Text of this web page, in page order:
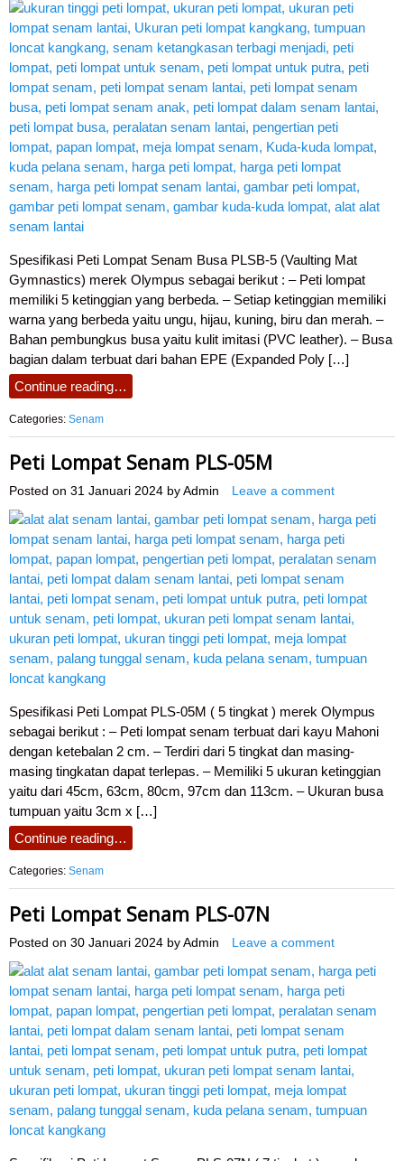
Spesifikasi Peti Lompat Senam Busa PLSB-5 (Vaulting Mat
Gymnastics) merek Olympus sebagai berikut : – Peti lompat
memiliki 5 ketinggian yang berbeda. – Setiap ketinggian memiliki
warna yang berbeda yaitu ungu, hijau, kuning, biru dan merah. –
Bahan pembungkus busa yaitu kulit imitasi (PVC leather). – Busa
bagian dalam terbuat dari bahan EPE (Expanded Poly […]
Continue reading…
Categories: Senam
Peti Lompat Senam PLS-05M
Posted on 31 Januari 2024 by Admin Leave a comment
Spesifikasi Peti Lompat PLS-05M ( 5 tingkat ) merek Olympus
sebagai berikut : – Peti lompat senam terbuat dari kayu Mahoni
dengan ketebalan 2 cm. – Terdiri dari 5 tingkat dan masing-
masing tingkatan dapat terlepas. – Memiliki 5 ukuran ketinggian
yaitu dari 45cm, 63cm, 80cm, 97cm dan 113cm. – Ukuran busa
tumpuan yaitu 3cm x […]
Continue reading…
Categories: Senam
Peti Lompat Senam PLS-07N
Posted on 30 Januari 2024 by Admin Leave a comment